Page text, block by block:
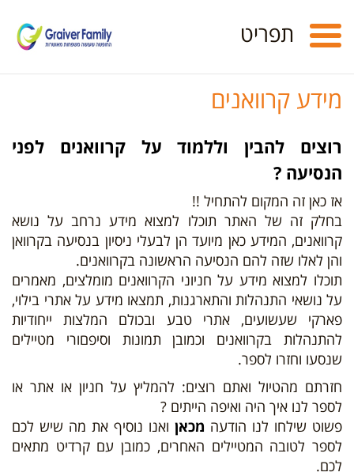
Toggle
navigation
תפריט
מידע קרוואנים
רוצים להבין וללמוד על קרוואנים לפני
הנסיעה ?
אז כאן זה המקום להתחיל !!
בחלק זה של האתר תוכלו למצוא מידע נרחב על נושא
קרוואנים, המידע כאן מיועד הן לבעלי ניסיון בנסיעה בקרוואן
והן לאלו שזה להם הנסיעה הראשונה בקרוואנים.
תוכלו למצוא מידע על חניוני הקרוואנים מומלצים, מאמרים
על נושאי התנהלות והתארגנות, תמצאו מידע על אתרי בילוי,
פארקי שעשועים, אתרי טבע ובכולם המלצות ייחודיות
להתנהלות בקרוואנים וכמובן תמונות וסיפםורי מטיילים
שנסעו וחזרו לספר.
חזרתם מהטיול ואתם רוצים: להמליץ על חניון או אתר או
לספר לנו איך היה ואיפה הייתים ?
פשוט שילחו לנו הודעה מכאן ואנו נוסיף את מה שיש לכם
לספר לטובה המטיילים האחרים, כמובן עם קרדיט מתאים
לכם.